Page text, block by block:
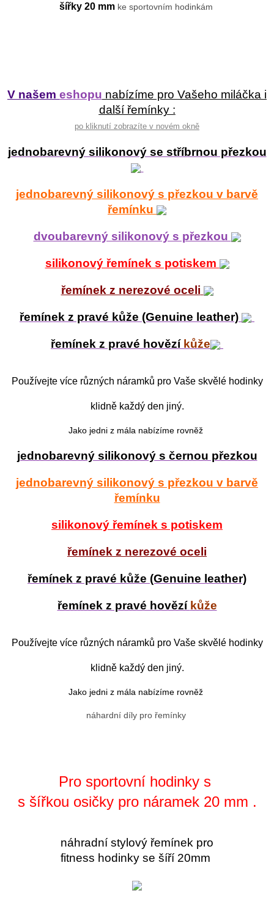
šířky 20 mmke sportovním hodinkám
V našem eshopu nabízíme pro Vašeho miláčka i
další řemínky :
po kliknutí zobrazíte v novém okně
jednobarevný silikonový se stříbrnou přezkou
jednobarevný silikonový s přezkou v barvě
řemínku
dvoubarevný silikonový s přezkou
silikonový řemínek s potiskem
řemínek z nerezové oceli
řemínek z pravé kůže (Genuine leather)
řemínek z pravé hovězí kůže
Používejte více různých náramků pro Vaše skvělé hodinky
klidně každý den jiný.
Jako jedni z mála nabízíme rovněž
jednobarevný silikonový s černou přezkou
jednobarevný silikonový s přezkou v barvě
řemínku
silikonový řemínek s potiskem
řemínek z nerezové oceli
řemínek z pravé kůže (Genuine leather)
řemínek z pravé hovězí kůže
Používejte více různých náramků pro Vaše skvělé hodinky
klidně každý den jiný.
Jako jedni z mála nabízíme rovněž
náhardní díly pro řemínky
Pro sportovní hodinky s
s šířkou osičky pro náramek 20 mm .
náhradní stylový řemínek pro
fitness hodinky se šíří 20mm